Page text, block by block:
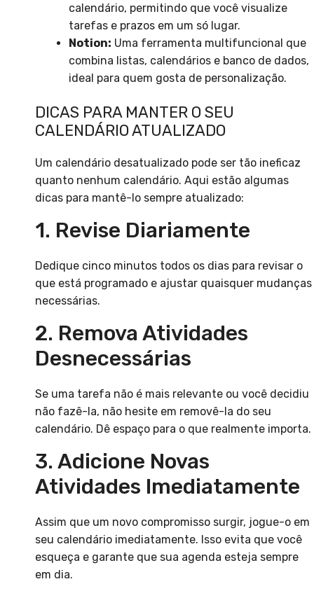
calendário, permitindo que você visualize
tarefas e prazos em um só lugar.
Notion: Uma ferramenta multifuncional que
combina listas, calendários e banco de dados,
ideal para quem gosta de personalização.
DICAS PARA MANTER O SEU
CALENDÁRIO ATUALIZADO
Um calendário desatualizado pode ser tão ineficaz
quanto nenhum calendário. Aqui estão algumas
dicas para mantê-lo sempre atualizado:
1. Revise Diariamente
Dedique cinco minutos todos os dias para revisar o
que está programado e ajustar quaisquer mudanças
necessárias.
2. Remova Atividades
Desnecessárias
Se uma tarefa não é mais relevante ou você decidiu
não fazê-la, não hesite em removê-la do seu
calendário. Dê espaço para o que realmente importa.
3. Adicione Novas
Atividades Imediatamente
Assim que um novo compromisso surgir, jogue-o em
seu calendário imediatamente. Isso evita que você
esqueça e garante que sua agenda esteja sempre
em dia.